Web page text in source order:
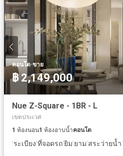
คอนโด·ขาย
฿ 2,149,000
Nue Z-Square - 1BR - L
เขตประเวศ
1 ห้องนอน1 ห้องอาบน้ำคอนโด
·ระเบียง·ที่จอดรถ·ยิม·ยาม·สระว่ายน้ำ·